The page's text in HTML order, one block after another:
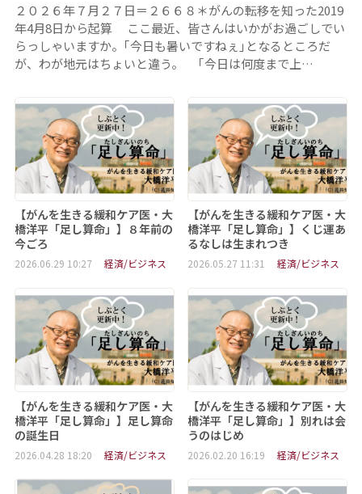
２０２６年７月２７日＝２６６８＊がんの転移を知った2019
年4月8日から起算 ここ最近、皆さんはいかがお過ごしでい
らっしゃいますか。｢今日も暑いですねぇ｣となるところだ
が、わが地元はちょいと違う。 ｢今日は何度まで上…
【がんを生きる緩和ケア医・大
橋洋平「足し算命」】８年前の
今ごろ
2026.06.29 10:27 経済/ビジネス
【がんを生きる緩和ケア医・大
橋洋平「足し算命」】くじ運あ
るなしは生まれつき
2026.05.27 11:31 経済/ビジネス
【がんを生きる緩和ケア医・大
橋洋平「足し算命」】足し算命
の誕生日
2026.04.28 18:20 経済/ビジネス
【がんを生きる緩和ケア医・大
橋洋平「足し算命」】別れは会
うのはじめ
2026.02.20 16:19 経済/ビジネス